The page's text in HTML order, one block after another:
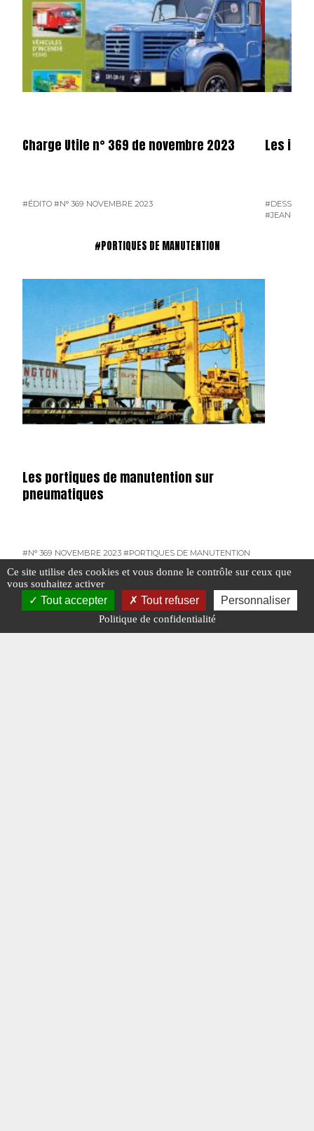
Charge Utile n° 369 de novembre 2023
#ÉDITO #N° 369 NOVEMBRE 2023
Les
#DESSINS
#JEAN-
#PORTIQUES DE MANUTENTION
Les portiques de manutention sur
pneumatiques
#N° 369 NOVEMBRE 2023 #PORTIQUES DE MANUTENTION
#TRAVAUX PUBLICS
Ce site utilise des cookies et vous donne le contrôle sur ceux que
vous souhaitez activer
Tout accepter Tout refuser Personnaliser
Politique de confidentialité